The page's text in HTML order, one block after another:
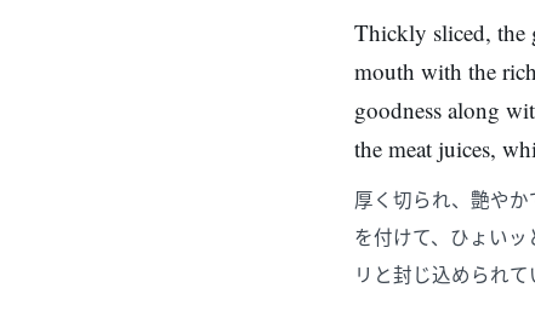
Thickly sliced, the
mouth with the
goodness along
the meat juices,
厚く切られ、艶や
を付けて、ひょい
リと封じ込められ